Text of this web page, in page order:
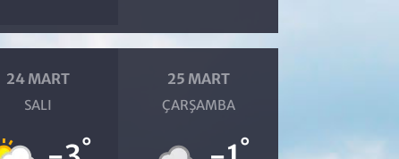
24 MART
SALI
°
25 MART
ÇARŞAMBA
°